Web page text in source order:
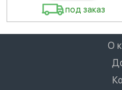
под заказ
О